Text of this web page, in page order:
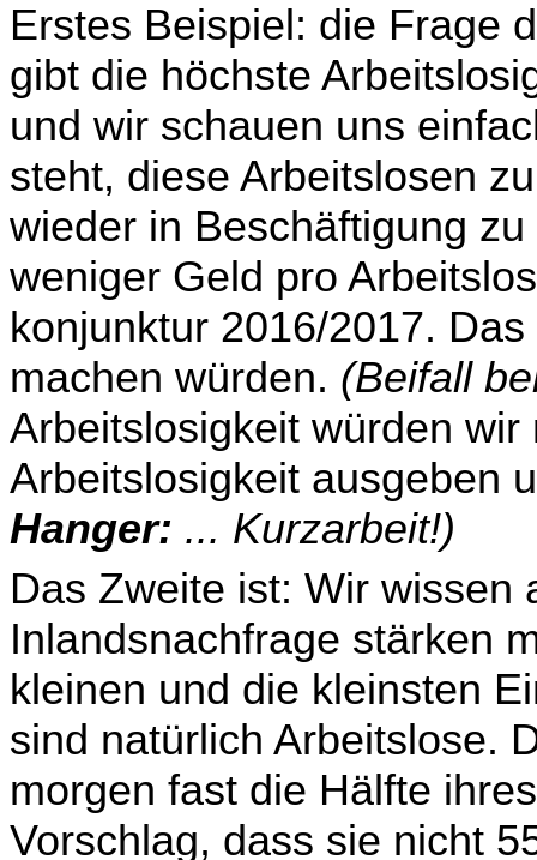
Erstes Beispiel: die Frage
gibt die höchste
und wir schauen uns
steht, diese Arbeitslosen
wieder in Beschäfti­gung
weniger Geld pro
konjunktur 2016/2017.
machen würden. (Beifall
Arbeitslosigkeit würden
Arbeitslosigkeit ausgeben
Hanger: ... Kurzarbeit!)
Das Zweite ist: Wir wissen
Inlandsnachfrage stärken
kleinen und die kleinsten
sind natürlich Arbeitslose.
morgen fast die Hälfte
Vorschlag, dass sie nicht